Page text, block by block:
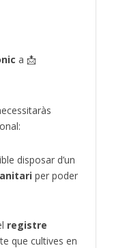
a 📩
disposar d’un
per poder
registre
que cultives en